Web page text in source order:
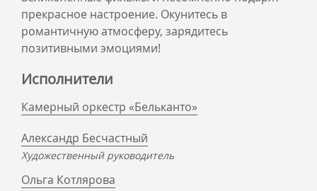
прекрасное настроение. Окунитесь в
романтичную атмосферу, зарядитесь
позитивными эмоциями!
Исполнители
Камерный оркестр «Бельканто»
Александр Бесчастный
Художественный руководитель
Ольга Котлярова